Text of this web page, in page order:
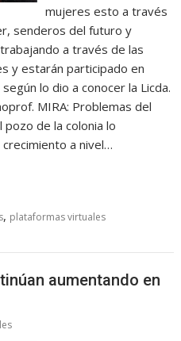
mujeres esto a través
senderos del futuro y
a través de las
y estarán participado en
lo dio a conocer la Licda.
MIRA: Problemas del
de la colonia lo
a nivel…
, plataformas virtuales
aumentando en